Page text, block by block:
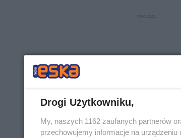
Drogi Użytkowniku,
My, naszych 1162 zaufanych partnerów
przechowujemy informacje na